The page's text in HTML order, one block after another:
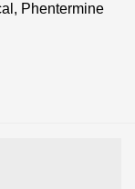
Phentermine